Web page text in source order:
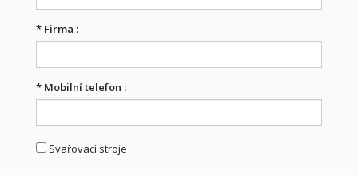
* Firma :
* Mobilní telefon :
Svařovací stroje